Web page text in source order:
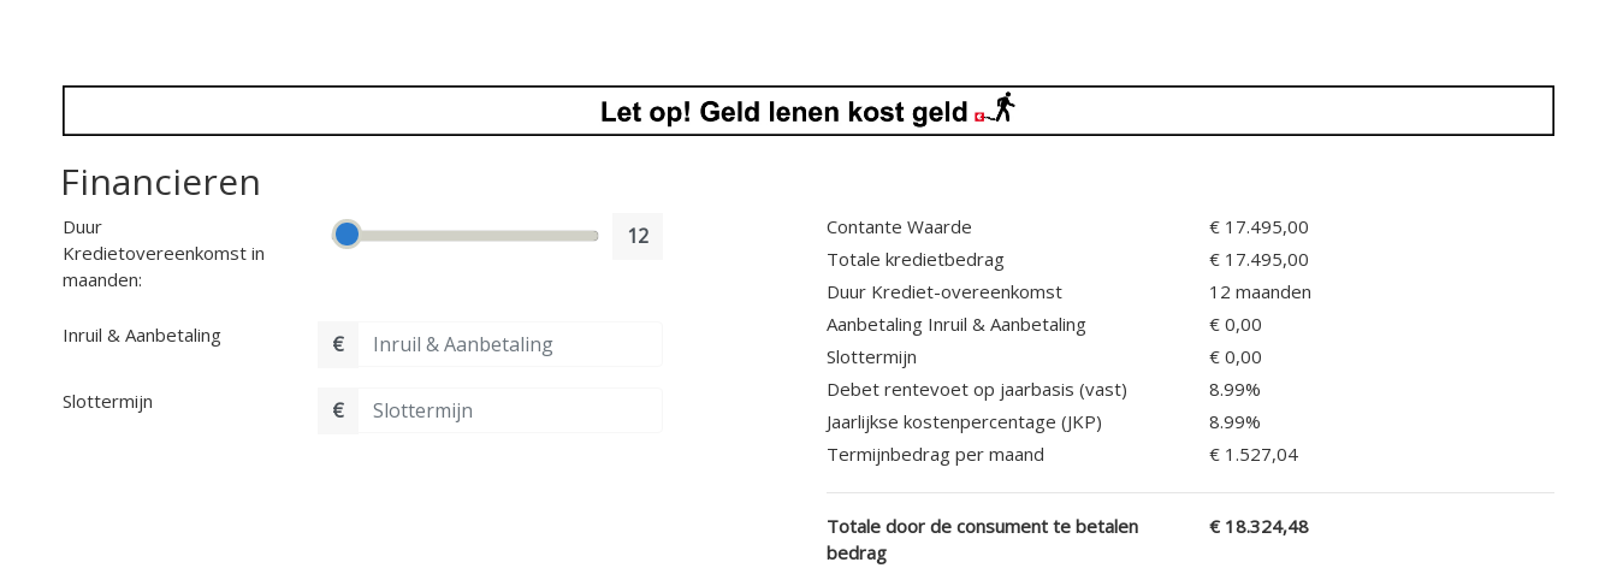
Financieren
Duur
Kredietovereenkomst in
maanden:
12
Inruil & Aanbetaling €
Slottermijn €
Contante Waarde
€ 17.495,00
Totale kredietbedrag
€ 17.495,00
Duur Krediet-overeenkomst
12 maanden
Aanbetaling Inruil & Aanbetaling
€ 0,00
Slottermijn
€ 0,00
Debet rentevoet op jaarbasis (vast)
8.99%
Jaarlijkse kostenpercentage (JKP)
8.99%
Termijnbedrag per maand
€ 1.527,04
Totale door de consument te betalen
bedrag
€ 18.324,48